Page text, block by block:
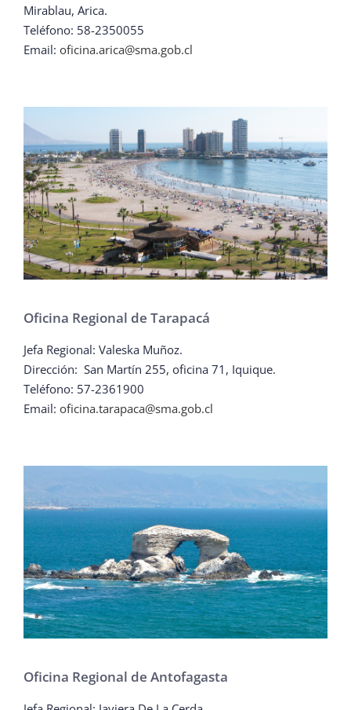
Mirablau, Arica.
Teléfono: 58-2350055
Email: oficina.arica@sma.gob.cl
Oficina Regional de Tarapacá
Jefa Regional: Valeska Muñoz.
Dirección: San Martín 255, oficina 71, Iquique.
Teléfono: 57-2361900
Email: oficina.tarapaca@sma.gob.cl
Oficina Regional de Antofagasta